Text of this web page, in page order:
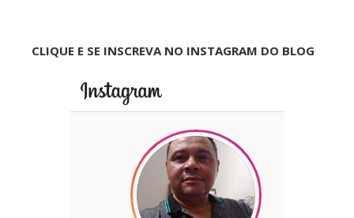
CLIQUE E SE INSCREVA NO INSTAGRAM DO BLOG